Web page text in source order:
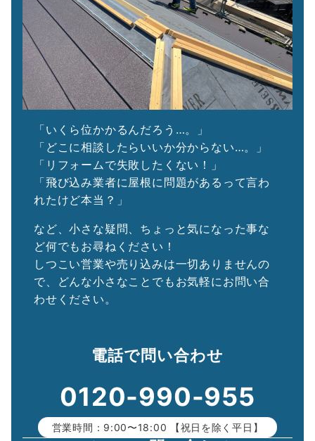
「いくら位かかるんだろう…。」
「どこに相談したらいいか分からない…。」
「リフォームで失敗したくない！」
「飛び込み業者に屋根に問題があるって言わ
れたけど本当？」
など、小さな疑問、ちょっと気になった事な
ど何でもお尋ねください！
しつこい営業や売り込みは一切ありませんの
で、どんな小さなことでもお気軽にお問い合
わせください。
電話で問い合わせ
0120-990-955
営業時間：9:00〜18:00 【祝日を除く平日】